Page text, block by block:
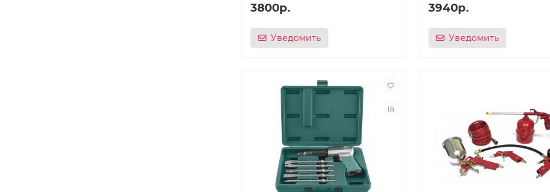
3800р.
Уведомить
3940р.
Уведомить